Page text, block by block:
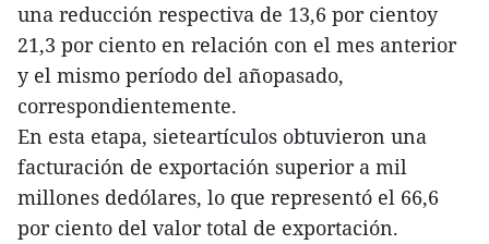
una reducción respectiva de 13,6 por cientoy
21,3 por ciento en relación con el mes anterior
y el mismo período del añopasado,
correspondientemente.
En esta etapa, sieteartículos obtuvieron una
facturación de exportación superior a mil
millones dedólares, lo que representó el 66,6
por ciento del valor total de exportación.